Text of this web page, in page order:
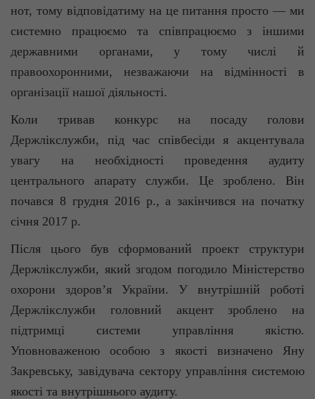
нот, тому відповідатиму на це питання просто — ми
системно працюємо та співпрацюємо з іншими
державними органами, у тому числі й
правоохоронними, незважаючи на відмінності в
організації нашої діяльності.
Коли тривав конкурс на посаду голови
Держлікслужби, під час співбесіди я акцентувала
увагу на необхідності проведення аудиту
центрального апарату служби. Це зроблено. Він
почався 8 грудня 2016 р., а закінчився на початку
січня 2017 р.
Після цього був сформований проект структури
Держлікслужби, який згодом погодило Міністерство
охорони здоров’я України. У внутрішній роботі
Держлікслужби головний акцент зроблено на
підтримці системи управління якістю.
Уповноваженою особою з якості визначено Яну
Закревську, завідувача сектору управління системою
якості та внутрішнього аудиту.